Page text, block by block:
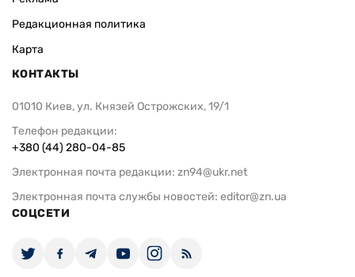
Редакционная политика
Карта
КОНТАКТЫ
01010 Киев, ул. Князей Острожских, 19/1
Телефон редакции:
+380 (44) 280-04-85
Электронная почта редакции: zn94@ukr.net
Электронная почта службы новостей: editor@zn.ua
СОЦСЕТИ